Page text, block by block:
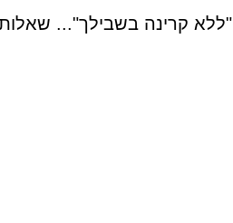
"ללא קרינה בשבילך"... שאלות, הדרכה ויעוץ